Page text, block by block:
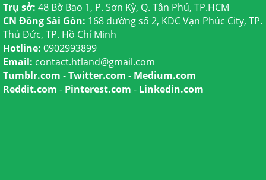
Trụ sở: 48 Bờ Bao 1, P. Sơn Kỳ, Q. Tân Phú, TP.HCM
CN Đông Sài Gòn: 168 đường số 2, KDC Vạn Phúc City, TP.
Thủ Đức, TP. Hồ Chí Minh
Hotline: 0902993899
Email: contact.htland@gmail.com
Tumblr.com -Twitter.com - Medium.com
Reddit.com - Pinterest.com - Linkedin.com